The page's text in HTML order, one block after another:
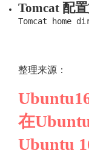
Tomcat 配
Tomcat home
整理来源：
在
Ubuntu